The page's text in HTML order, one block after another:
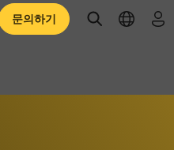
문의하기 openopen로